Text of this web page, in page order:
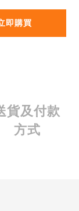
即購買
貨及付款
方式